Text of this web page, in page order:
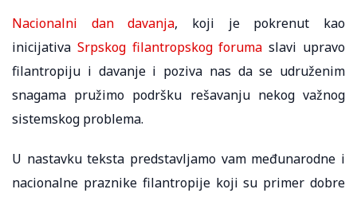
Nacionalni dan davanja, koji je pokrenut kao
inicijativa Srpskog filantropskog foruma slavi upravo
filantropiju i davanje i poziva nas da se udruženim
snagama pružimo podršku rešavanju nekog važnog
sistemskog problema.
U nastavku teksta predstavljamo vam međunarodne i
nacionalne praznike filantropije koji su primer dobre